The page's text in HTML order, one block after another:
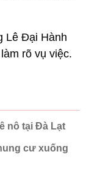
Lê Đại Hành
rõ vụ việc.
nô tại Đà Lạt
cư xuống